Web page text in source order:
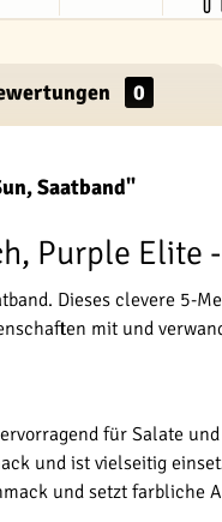
0
Saatband"
Purple Elite
Dieses clevere 5-
mit und
für Salate
und ist vielseitig
und setzt farbliche